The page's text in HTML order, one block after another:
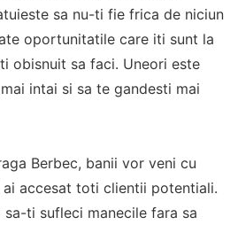
sa nu-ti fie frica de niciun
oportunitatile care iti sunt la
obisnuit sa faci. Uneori este
intai si sa te gandesti mai
Berbec, banii vor veni cu
accesat toti clientii potentiali.
ti sufleci manecile fara sa